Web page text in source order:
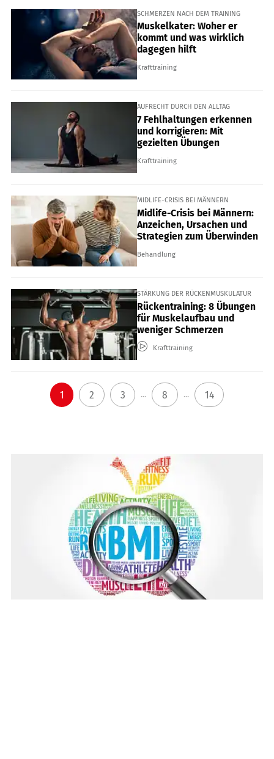
SCHMERZEN NACH DEM TRAINING
Muskelkater: Woher er
kommt und was wirklich
dagegen hilft
Krafttraining
AUFRECHT DURCH DEN ALLTAG
7 Fehlhaltungen erkennen
und korrigieren: Mit
gezielten Übungen
Krafttraining
MIDLIFE-CRISIS BEI MÄNNERN
Midlife-Crisis bei Männern:
Anzeichen, Ursachen und
Strategien zum Überwinden
Behandlung
STÄRKUNG DER RÜCKENMUSKULATUR
Rückentraining: 8 Übungen
für Muskelaufbau und
weniger Schmerzen
Krafttraining
1 2 3 ... 8 ... 14